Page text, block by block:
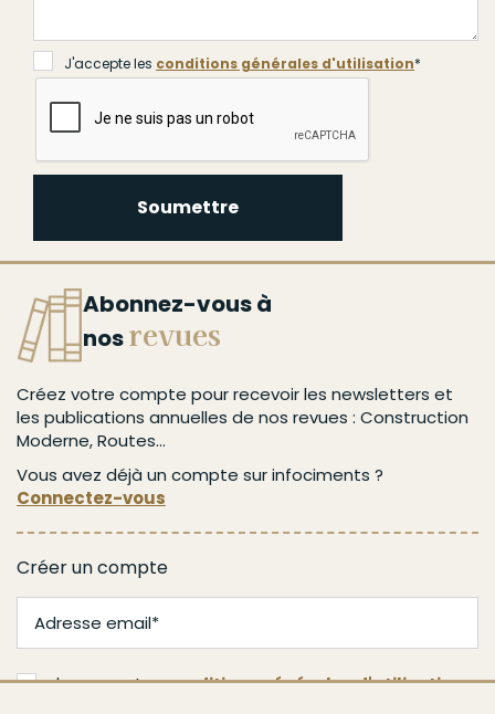
J'accepte les conditions générales d'utilisation*
Soumettre
Abonnez-vous à
nosrevues
Créez votre compte pour recevoir les newsletters et
les publications annuelles de nos revues : Construction
Moderne, Routes...
Vous avez déjà un compte sur infociments ?
Connectez-vous
Créer un compte
J'accepte lesconditions générales d'utilisation